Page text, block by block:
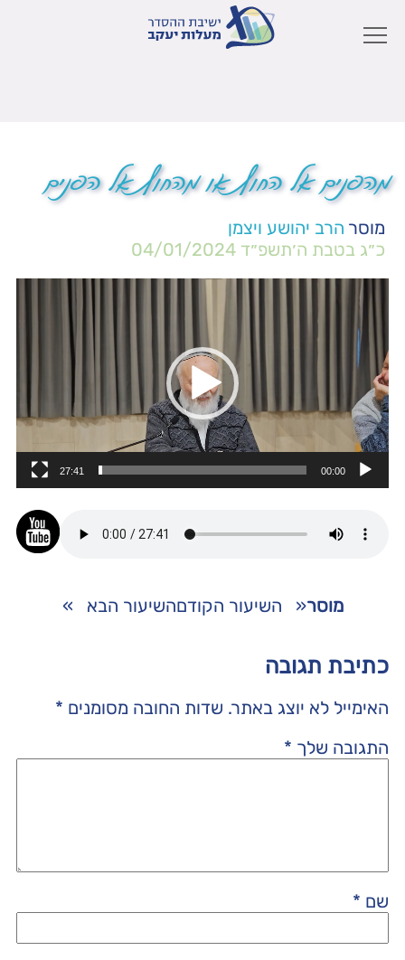
מהפנים אל החוץ או מהחוץ אל הפנים
מוסר הרב יהושע ויצמן
כ״ג בטבת ה׳תשפ״ד 04/01/2024
וידאו
00:00
27:41
מוסר« השיעור הקודםהשיעור הבא »
כתיבת תגובה
האימייל לא יוצג באתר. שדות החובה מסומנים *
התגובה שלך *
שם *